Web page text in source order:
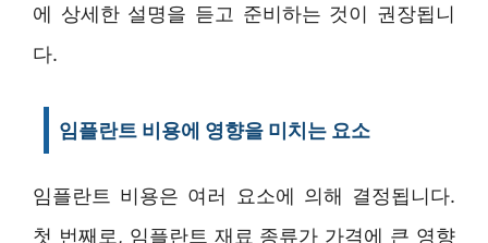
에 상세한 설명을 듣고 준비하는 것이 권장됩니
다.
임플란트 비용에 영향을 미치는 요소
임플란트 비용은 여러 요소에 의해 결정됩니다.
첫 번째로, 임플란트 재료 종류가 가격에 큰 영향